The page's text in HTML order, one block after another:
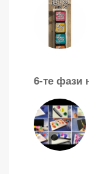
6-те фази